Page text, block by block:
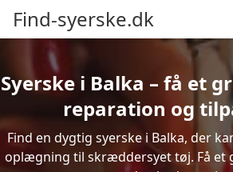
Find-syerske.dk
Syerske i Balka – få et
reparation og
Find en dygtig syerske i Balka, der
oplægning til skræddersyet tøj. Få et